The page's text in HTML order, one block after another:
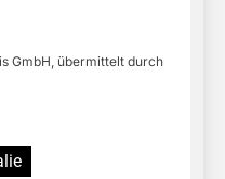
GmbH, übermittelt durch